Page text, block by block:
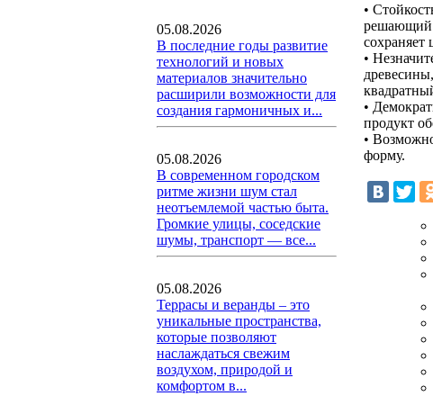
05.08.2026
В последние годы развитие
технологий и новых
материалов значительно
расширили возможности для
создания гармоничных и...
05.08.2026
В современном городском
ритме жизни шум стал
неотъемлемой частью быта.
Громкие улицы, соседские
шумы, транспорт — все...
05.08.2026
Террасы и веранды – это
уникальные пространства,
которые позволяют
наслаждаться свежим
воздухом, природой и
комфортом в...
•
решающий
сохраняет
•
•
продукт
•
форму.